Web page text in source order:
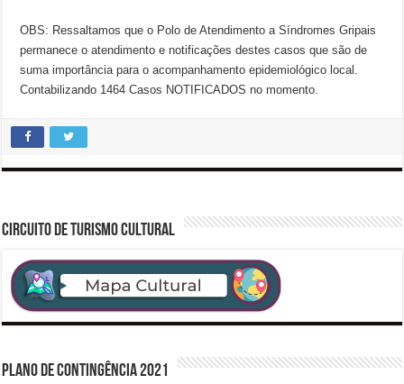
OBS: Ressaltamos que o Polo de Atendimento a Síndromes Gripais
permanece o atendimento e notificações destes casos que são de
suma importância para o acompanhamento epidemiológico local.
Contabilizando 1464 Casos NOTIFICADOS no momento.
CIRCUITO DE TURISMO CULTURAL
PLANO DE CONTINGÊNCIA 2021